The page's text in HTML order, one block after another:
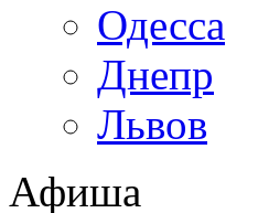
Одесса
Днепр
Львов
Афиша